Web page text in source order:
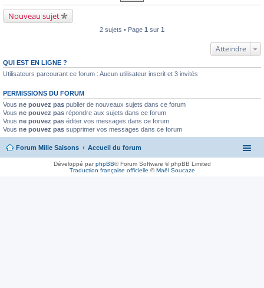
Nouveau sujet
2 sujets • Page 1 sur 1
Atteindre
QUI EST EN LIGNE ?
Utilisateurs parcourant ce forum : Aucun utilisateur inscrit et 3 invités
PERMISSIONS DU FORUM
Vous ne pouvez pas publier de nouveaux sujets dans ce forum
Vous ne pouvez pas répondre aux sujets dans ce forum
Vous ne pouvez pas éditer vos messages dans ce forum
Vous ne pouvez pas supprimer vos messages dans ce forum
Forum Mille Saisons Accueil du forum
Développé parphpBB® Forum Software © phpBB Limited
Traduction française officielle ©Maël Soucaze